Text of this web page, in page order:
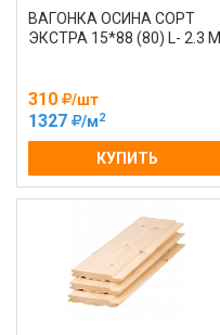
ВАГОНКА ОСИНА СОРТ
ЭКСТРА 15*88 (80) L- 2.3 М
310 /шт
1327 /м2
КУПИТЬ